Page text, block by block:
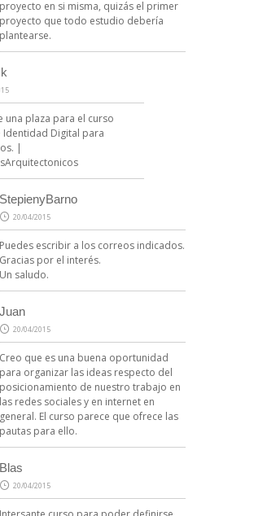
proyecto en si misma, quizás el primer
proyecto que todo estudio debería
plantearse.
una plaza para el curso
Identidad Digital para
|
StepienyBarno
20/04/2015
Puedes escribir a los correos indicados.
Gracias por el interés.
Un saludo.
Juan
20/04/2015
Creo que es una buena oportunidad
para organizar las ideas respecto del
posicionamiento de nuestro trabajo en
las redes sociales y en internet en
general. El curso parece que ofrece las
pautas para ello.
Blas
20/04/2015